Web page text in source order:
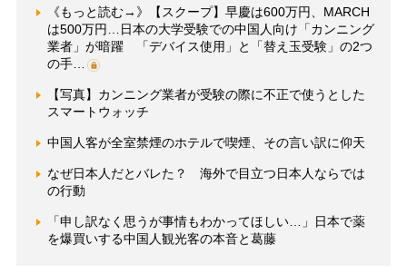
《もっと読む→》【スクープ】早慶は600万円、MARCH
は500万円…日本の大学受験での中国人向け「カンニング
業者」が暗躍 「デバイス使用」と「替え玉受験」の2つ
の手…
【写真】カンニング業者が受験の際に不正で使うとした
スマートウォッチ
中国人客が全室禁煙のホテルで喫煙、その言い訳に仰天
なぜ日本人だとバレた？ 海外で目立つ日本人ならでは
の行動
「申し訳なく思うが事情もわかってほしい…」日本で薬
を爆買いする中国人観光客の本音と葛藤